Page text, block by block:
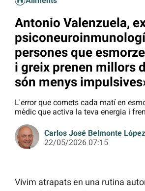
Antonio Valenzuela,
persones que
i greix prenen millors
són menys
L'error que comets cada matí en
mèdic que activa la teva energia i
Carlos José Belmonte López
22/05/2026 07:15
Vivim atrapats en una rutina